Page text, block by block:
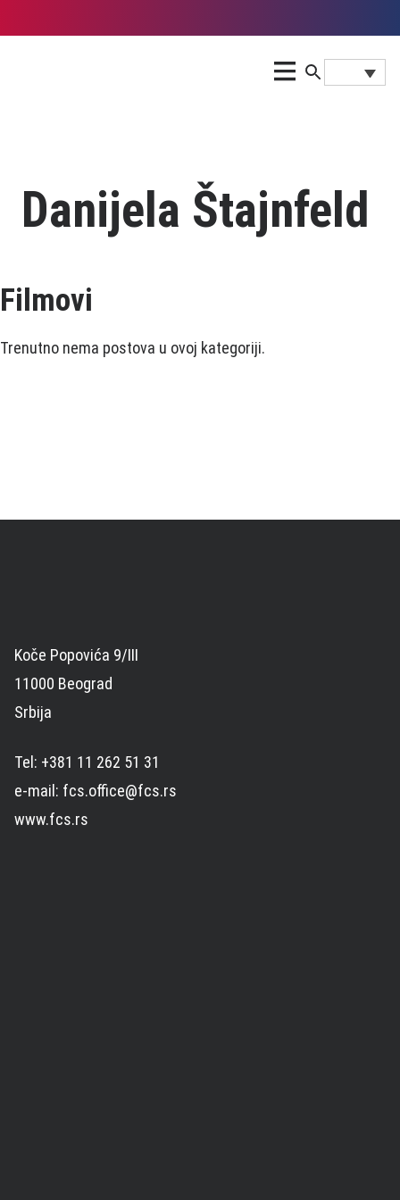
Daniјela Štaјnfeld
Filmovi
Trenutno nema postova u ovoj kategoriji.
Koče Popovića 9/III
11000 Beograd
Srbija
Tel: +381 11 262 51 31
e-mail: fcs.office@fcs.rs
www.fcs.rs